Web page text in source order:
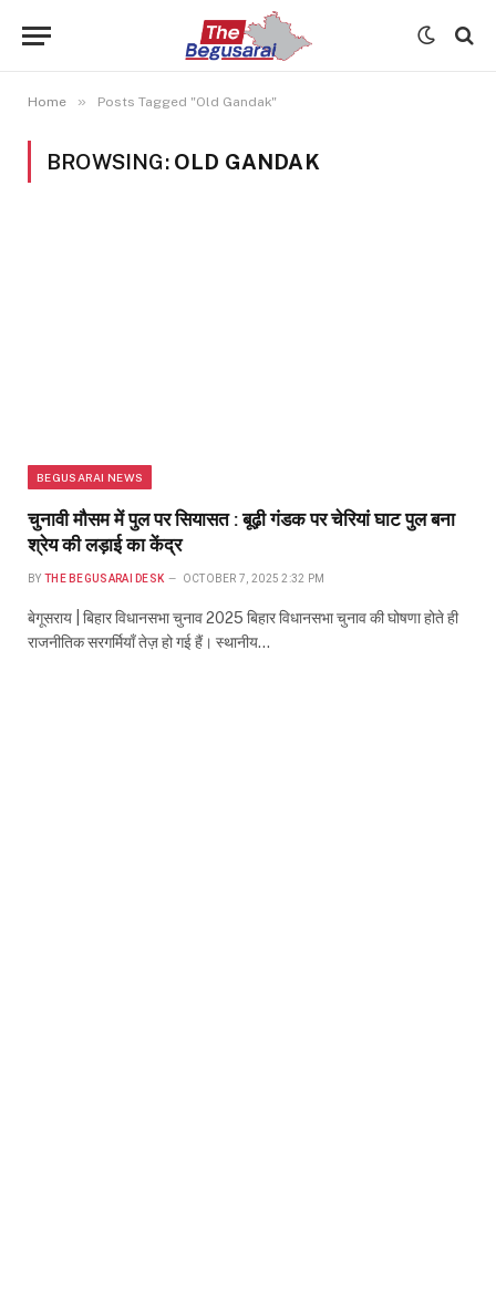
Home » Posts Tagged "Old Gandak"
BROWSING: OLD GANDAK
BEGUSARAI NEWS
चुनावी मौसम में पुल पर सियासत : बूढ़ी गंडक पर चेरियां घाट पुल बना
श्रेय की लड़ाई का केंद्र
BY THE BEGUSARAI DESK OCTOBER 7, 2025 2:32 PM
बेगूसराय | बिहार विधानसभा चुनाव 2025 बिहार विधानसभा चुनाव की घोषणा होते ही
राजनीतिक सरगर्मियाँ तेज़ हो गई हैं। स्थानीय…